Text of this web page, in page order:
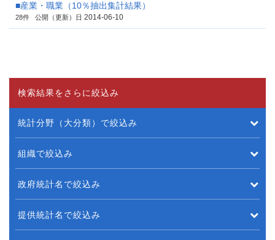
■産業・職業（10％抽出集計結果）
28件 公開（更新）日 2014-06-10
検索結果をさらに絞込み
統計分野（大分類）で絞込み
組織で絞込み
政府統計名で絞込み
提供統計名で絞込み